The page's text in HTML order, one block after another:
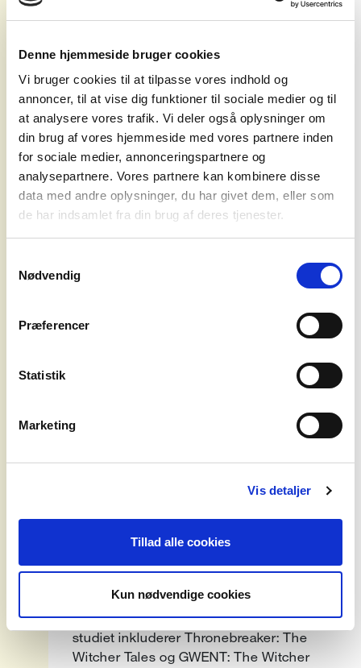
Denne hjemmeside bruger cookies
Vi bruger cookies til at tilpasse vores indhold og
annoncer, til at vise dig funktioner til sociale medier og til
at analysere vores trafik. Vi deler også oplysninger om
din brug af vores hjemmeside med vores partnere inden
for sociale medier, annonceringspartnere og
analysepartnere. Vores partnere kan kombinere disse
data med andre oplysninger, du har givet dem, eller som
de har indsamlet fra din brug af deres tjenester.
Nødvendig
Præferencer
Statistik
Marketing
Vis detaljer
Tillad alle cookies
Kun nødvendige cookies
koncerter
agentur
syd for
solen
eksemplarer verden over og vundet mere
der følger Geralt af Rivias historie, blev
One og senere i 2019 til Nintendo Switch. I
2022 udkom en next-gen-opdatering til
Xbox Series X|S, PC og PlayStation 5.
Spillet har vundet 250 Game of the Year-
priser og solgt over 50 millioner
eksemplarer verden over. Det kommende
open-world RPG The Witcher IV markerer
starten på en ny saga med Ciri som
hovedkarakter, der begiver sig ud på stien
som professionel monsterdræber. The
Witcher-spillene foregår i det univers, der
bogserie.
2002. De udvikler og udgiver videospil til
flagskibsprodukter inkluderer det
futuristiske RPG Cyberpunk 2077, dets
spionthriller-udvidelse Phantom Liberty,
og The Witcher-serien, herunder The
Witcher 3: Wild Hunt og dets to udvidelser.
Edgerunners, der udspiller sig i samme
univers som spillet. Andre spil udviklet af
studiet inkluderer Thronebreaker: The
Witcher Tales og GWENT: The Witcher